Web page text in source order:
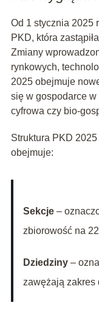
Od 1 stycznia 2025
PKD, która
Zmiany
rynkowych,
2025 obejmuje
się w gospodarce
cyfrowa czy bio-
Struktura PKD
obejmuje:
Sekcje–
zbiorowość na
Dziedziny–
zawężają zakres